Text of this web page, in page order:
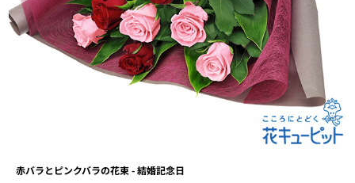
赤バラとピンクバラの花束 - 結婚記念日